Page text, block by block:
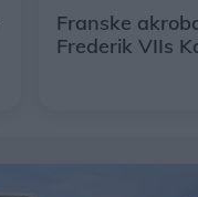
Franske
Frederik VIIs